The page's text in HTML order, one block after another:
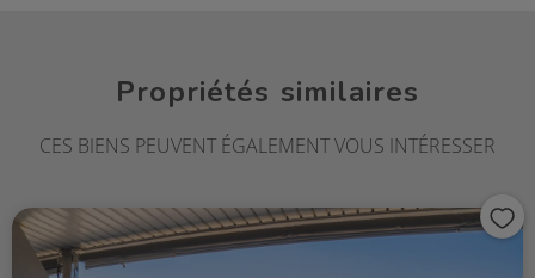
Propriétés similaires
CES BIENS PEUVENT ÉGALEMENT VOUS INTÉRESSER